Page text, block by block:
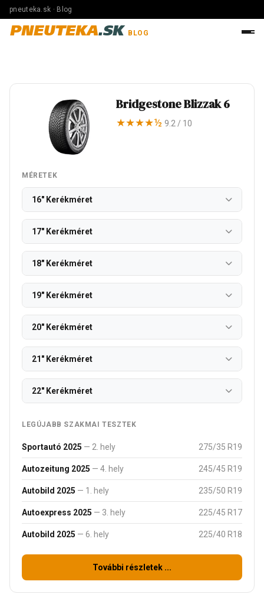
pneuteka.sk · Blog
PNEUTEKA.SK BLOG
Bridgestone Blizzak 6
★★★★½ 9.2 / 10
MÉRETEK
16" Kerékméret
17" Kerékméret
18" Kerékméret
19" Kerékméret
20" Kerékméret
21" Kerékméret
22" Kerékméret
LEGÚJABB SZAKMAI TESZTEK
Sportautó 2025 — 2. hely 275/35 R19
Autozeitung 2025 — 4. hely 245/45 R19
Autobild 2025 — 1. hely 235/50 R19
Autoexpress 2025 — 3. hely 225/45 R17
Autobild 2025 — 6. hely 225/40 R18
További részletek ...